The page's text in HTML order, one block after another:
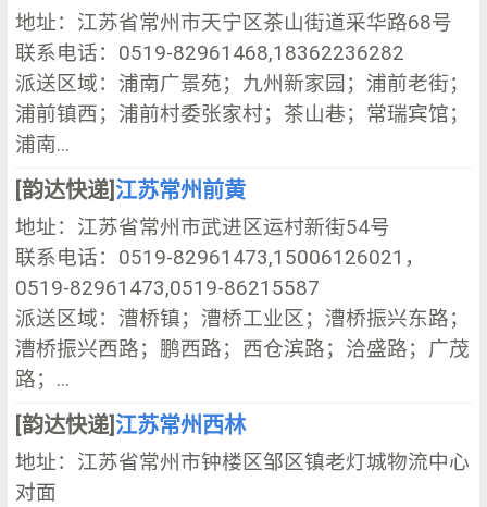
地址：江苏省常州市天宁区茶山街道采华路68号
联系电话：0519-82961468,18362236282
派送区域：浦南广景苑；九州新家园；浦前老街；
浦前镇西；浦前村委张家村；茶山巷；常瑞宾馆；
浦南...
[韵达快递] 江苏常州前黄
地址：江苏省常州市武进区运村新街54号
联系电话：0519-82961473,15006126021，
0519-82961473,0519-86215587
派送区域：漕桥镇；漕桥工业区；漕桥振兴东路；
漕桥振兴西路；鹏西路；西仓滨路；洽盛路；广茂
路；...
[韵达快递] 江苏常州西林
地址：江苏省常州市钟楼区邹区镇老灯城物流中心
对面